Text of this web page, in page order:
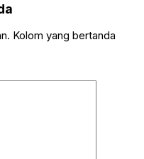
Kolom yang bertanda